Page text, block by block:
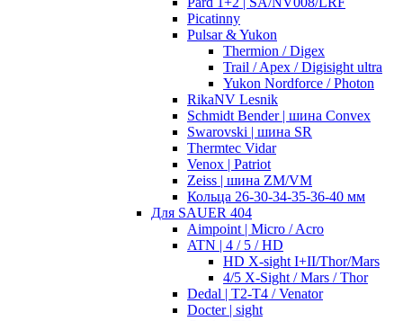
Picatinny
Pulsar & Yukon
Thermion / Digex
Trail / Apex / Digisight ultra
Yukon Nordforce / Photon
RikaNV Lesnik
Schmidt Bender | шина Convex
Swarovski | шина SR
Thermtec Vidar
Venox | Patriot
Zeiss | шина ZM/VM
Кольца 26-30-34-35-36-40 мм
Для SAUER 404
Aimpoint | Micro / Acro
ATN | 4 / 5 / HD
HD X-sight I+II/Thor/Mars
4/5 X-Sight / Mars / Thor
Dedal | T2-T4 / Venator
Docter | sight